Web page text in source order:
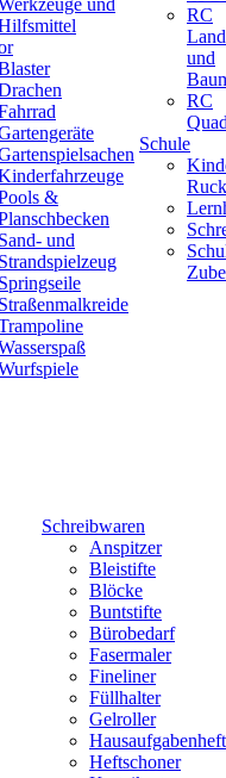
&
Sand- und
Strandspielzeug
Springseile
Straßenmalkreide
RC
und
RC
Schule
Schreibwaren
Anspitzer
Bleistifte
Blöcke
Buntstifte
Bürobedarf
Fasermaler
Fineliner
Füllhalter
Gelroller
Hausaufgabenheft
Heftschoner